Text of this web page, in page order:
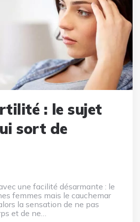
: le sujet
sort de
une facilité désarmante : le
femmes mais le cauchemar
la sensation de ne pas
et de ne…